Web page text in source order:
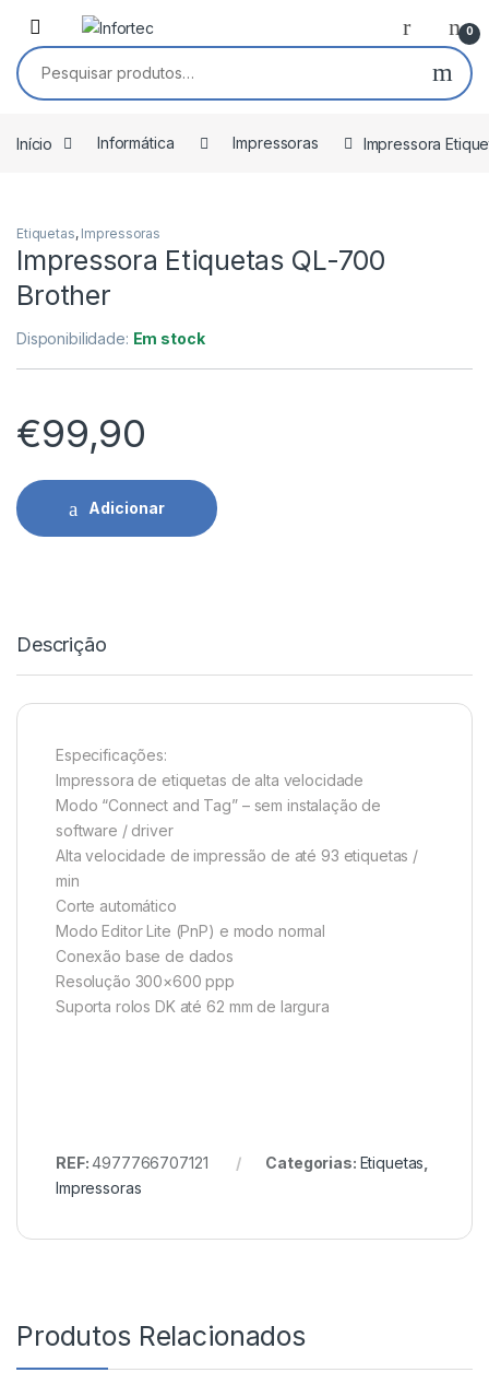
Saltar para navegação
Pular para o conteúdo
0
Pesquisar por:
Início Informática Impressoras Impressora
Etiquetas, Impressoras
Impressora Etiquetas QL-700
Brother
Disponibilidade: Em stock
€99,90
Adicionar
Descrição
Especificações:
Impressora de etiquetas de alta velocidade
Modo “Connect and Tag” – sem instalação de
software / driver
Alta velocidade de impressão de até 93 etiquetas /
min
Corte automático
Modo Editor Lite (PnP) e modo normal
Conexão base de dados
Resolução 300×600 ppp
Suporta rolos DK até 62 mm de largura
REF:4977766707121 Categorias: Etiquetas
Impressoras
Produtos Relacionados